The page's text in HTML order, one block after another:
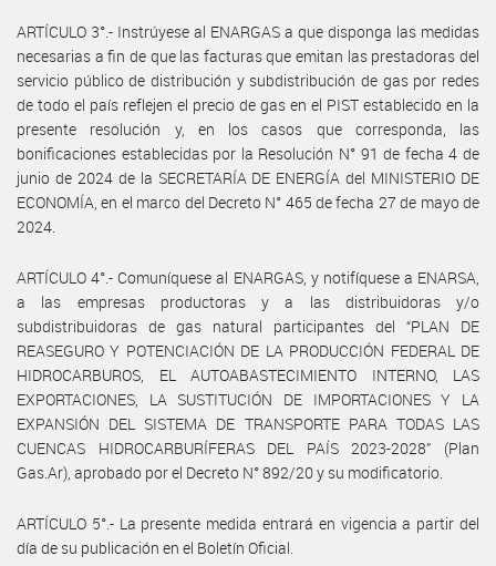
ARTÍCULO 3°.- Instrúyese al ENARGAS a que disponga las medidas
necesarias a fin de que las facturas que emitan las prestadoras del
servicio público de distribución y subdistribución de gas por redes
de todo el país reflejen el precio de gas en el PIST establecido en la
presente resolución y, en los casos que corresponda, las
bonificaciones establecidas por la Resolución N° 91 de fecha 4 de
junio de 2024 de la SECRETARÍA DE ENERGÍA del MINISTERIO DE
ECONOMÍA, en el marco del Decreto N° 465 de fecha 27 de mayo de
2024.
ARTÍCULO 4°.- Comuníquese al ENARGAS, y notifíquese a ENARSA,
a las empresas productoras y a las distribuidoras y/o
subdistribuidoras de gas natural participantes del “PLAN DE
REASEGURO Y POTENCIACIÓN DE LA PRODUCCIÓN FEDERAL DE
HIDROCARBUROS, EL AUTOABASTECIMIENTO INTERNO, LAS
EXPORTACIONES, LA SUSTITUCIÓN DE IMPORTACIONES Y LA
EXPANSIÓN DEL SISTEMA DE TRANSPORTE PARA TODAS LAS
CUENCAS HIDROCARBURÍFERAS DEL PAÍS 2023-2028” (Plan
Gas.Ar), aprobado por el Decreto N° 892/20 y su modificatorio.
ARTÍCULO 5°.- La presente medida entrará en vigencia a partir del
día de su publicación en el Boletín Oficial.